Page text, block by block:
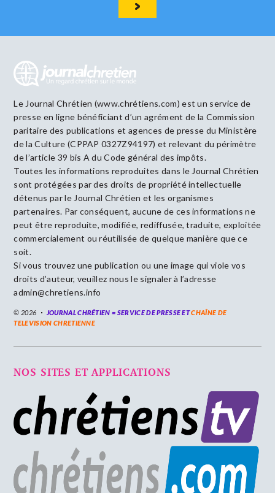
Le Journal Chrétien (www.chrétiens.com) est un service de
presse en ligne bénéficiant d’un agrément de la Commission
paritaire des publications et agences de presse du Ministère
de la Culture (CPPAP 0327Z94197) et relevant du périmètre
de l’article 39 bis A du Code général des impôts.
Toutes les informations reproduites dans le Journal Chrétien
sont protégées par des droits de propriété intellectuelle
détenus par le Journal Chrétien et les organismes
partenaires. Par conséquent, aucune de ces informations ne
peut être reproduite, modifiée, rediffusée, traduite, exploitée
commercialement ou réutilisée de quelque manière que ce
soit.
Si vous trouvez une publication ou une image qui viole vos
droits d’auteur, veuillez nous le signaler à l’adresse
admin@chretiens.info
© 2026 JOURNAL CHRÉTIEN = SERVICE DE PRESSE ETCHAÎNE DE
TELEVISION CHRETIENNE
NOS SITES ET APPLICATIONS